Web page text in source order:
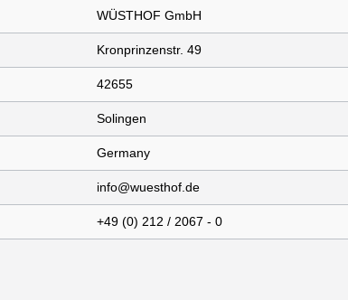
WÜSTHOF GmbH
Kronprinzenstr. 49
42655
Solingen
Germany
info@wuesthof.de
+49 (0) 212 / 2067 - 0